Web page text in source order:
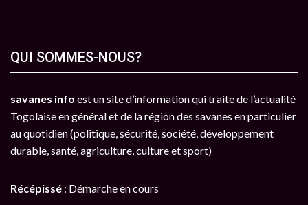
QUI SOMMES-NOUS?
savanes info est un site d’information qui traite de l’actualité
Togolaise en général et de la région des savanes en particulier
au quotidien (politique, sécurité, société, développement
durable, santé, agriculture, culture et sport)
Récépissé : Démarche en cours